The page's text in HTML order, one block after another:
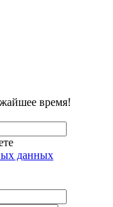
время!
данных